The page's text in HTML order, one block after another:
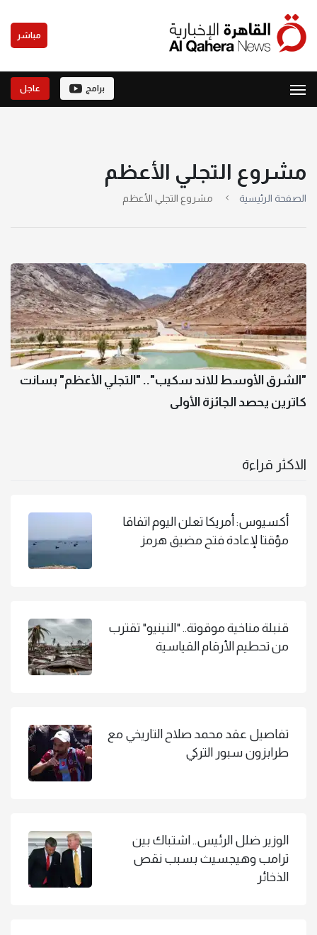
مباشر
برامج عاجل
مشروع التجلي الأعظم
الصفحة الرئيسية مشروع التجلي الأعظم
"الشرق الأوسط للاند سكيب".. "التجلي الأعظم" بسانت
كاترين يحصد الجائزة الأولى
الاكثر قراءة
أكسيوس: أمريكا تعلن اليوم اتفاقا
مؤقتا لإعادة فتح مضيق هرمز
قنبلة مناخية موقوتة.. "النينيو" تقترب
من تحطيم الأرقام القياسية
تفاصيل عقد محمد صلاح التاريخي مع
طرابزون سبور التركي
الوزير ضلل الرئيس.. اشتباك بين
ترامب وهيجسيث بسبب نقص
الذخائر